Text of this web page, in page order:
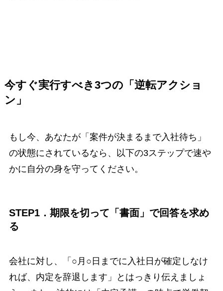
今すぐ実行すべき3つの「逆転アクショ
ン」
もし今、あなたが「案件が決まるまで入社待ち」
の状態にされているなら、以下の3ステップで速や
かに自分の身を守ってください。
STEP1．期限を切って「書面」で回答を求め
る
会社に対し、「○月○日までに入社日が確定しなけ
れば、内定を辞退します」とはっきり伝えましょ